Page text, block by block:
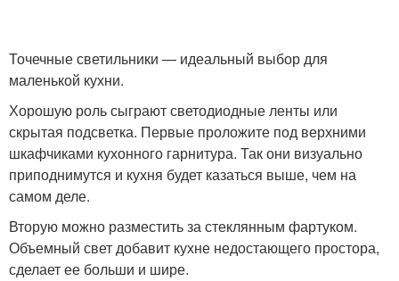
Точечные светильники — идеальный выбор для
маленькой кухни.
Хорошую роль сыграют светодиодные ленты или
скрытая подсветка. Первые проложите под верхними
шкафчиками кухонного гарнитура. Так они визуально
приподнимутся и кухня будет казаться выше, чем на
самом деле.
Вторую можно разместить за стеклянным фартуком.
Объемный свет добавит кухне недостающего простора,
сделает ее больши и шире.